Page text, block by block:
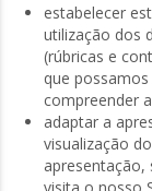
estabelecer
utilização dos
(rúbricas e
que
compreender
adaptar a
visualização
visita o nosso